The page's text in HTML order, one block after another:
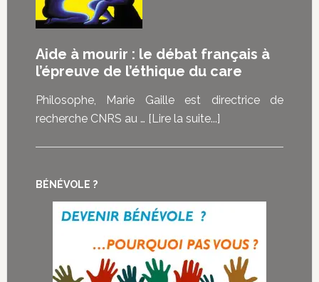
que
la
sur
la
fin
représente
pour
eux
vraiment
au
des
d’euthanasie
Aide à mourir : le débat français à
l’épreuve de l’éthique du care
Philosophe, Marie Gaille est directrice de
recherche CNRS au … [Lire la suite...]à
français
à
BÉNÉVOLE ?